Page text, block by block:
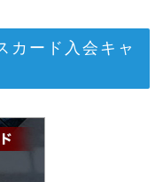
カード入会キャ